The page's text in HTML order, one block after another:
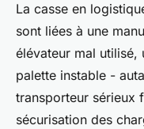
La casse en
sont liées à une
élévateur mal utilisé,
palette instable -
transporteur sérieux
sécurisation des